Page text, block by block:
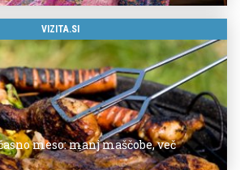
VIZITA.SI
meso: manj maščobe, več